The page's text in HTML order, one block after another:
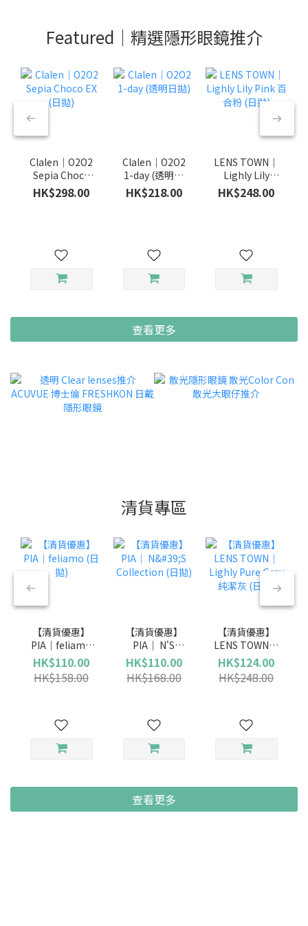
Featured｜精選隱形眼鏡推介
Clalen｜O2O2
Sepia Choco
EX (日拋)
HK$298.00
Clalen｜O2O2
1-day (透明日
拋)
HK$218.00
LENS TOWN｜
Lighly Lily
Pink 百合粉 (日
拋)
HK$248.00
查看更多
清貨專區
【清貨優惠】
PIA｜feliamo
(日拋)
HK$110.00
HK$158.00
【清貨優惠】
PIA｜ N'S
Collection (日
拋)
HK$110.00
HK$168.00
【清貨優惠】
LENS TOWN｜
Lighly Pure
Gray 純潔灰 (日
拋)
HK$124.00
HK$248.00
查看更多